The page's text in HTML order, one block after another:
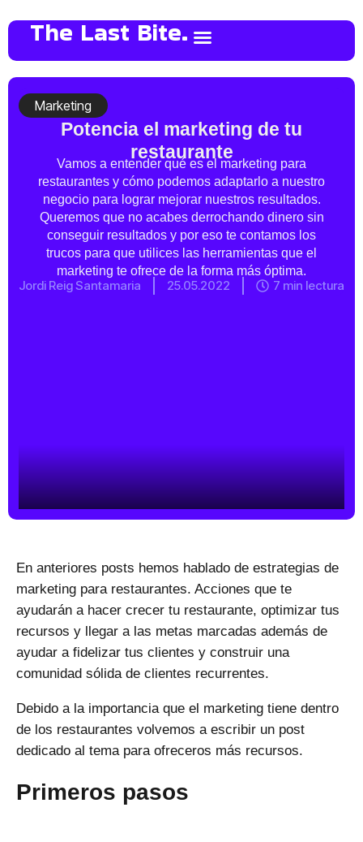
The Last Bite.
Marketing
Potencia el marketing de tu
restaurante
Vamos a entender qué es el marketing para
restaurantes y cómo podemos adaptarlo a nuestro
negocio para lograr mejorar nuestros resultados.
Queremos que no acabes derrochando dinero sin
conseguir resultados y por eso te contamos los
trucos para que utilices las herramientas que el
marketing te ofrece de la forma más óptima.
Jordi Reig Santamaria 25.05.2022 7 min lectura
En anteriores posts hemos hablado de estrategias de
marketing para restaurantes. Acciones que te
ayudarán a hacer crecer tu restaurante, optimizar tus
recursos y llegar a las metas marcadas además de
ayudar a fidelizar tus clientes y construir una
comunidad sólida de clientes recurrentes.
Debido a la importancia que el marketing tiene dentro
de los restaurantes volvemos a escribir un post
dedicado al tema para ofreceros más recursos.
Primeros pasos